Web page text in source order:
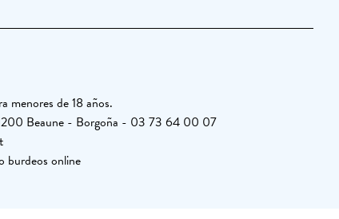
menores de 18 años.
Beaune - Borgoña - 03 73 64 00 07
burdeos online